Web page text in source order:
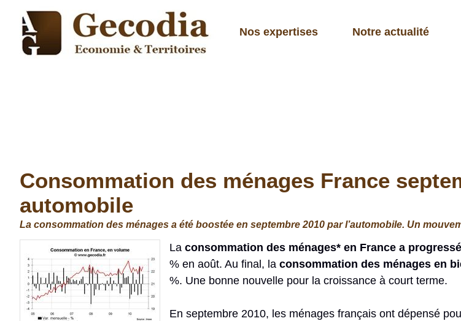
Nos expertises Notre actualité
Consommation des ménages France
automobile
La consommation des ménages a été boostée en septembre 2010 par l’automobile. Un
La consommation des ménages* en France a
% en août. Au final, la consommation des ménages en
%. Une bonne nouvelle pour la croissance à court terme.
En septembre 2010, les ménages français ont dépensé